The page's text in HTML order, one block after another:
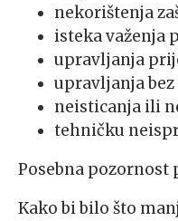
nekorištenja
isteka važenja
upravljanja
upravljanja
neisticanja ili
tehničku
Posebna
Kako bi bilo što